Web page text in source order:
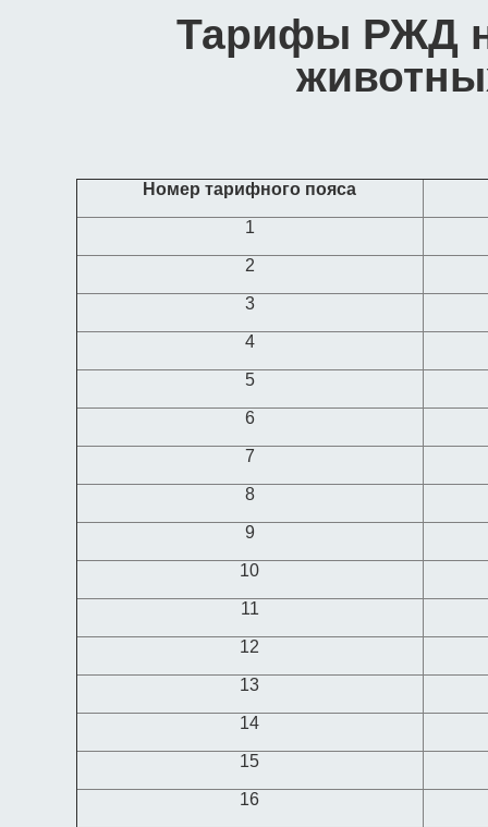
Тарифы РЖД
Номер тарифного пояса
1
2
3
4
5
6
7
8
9
10
11
12
13
14
15
16